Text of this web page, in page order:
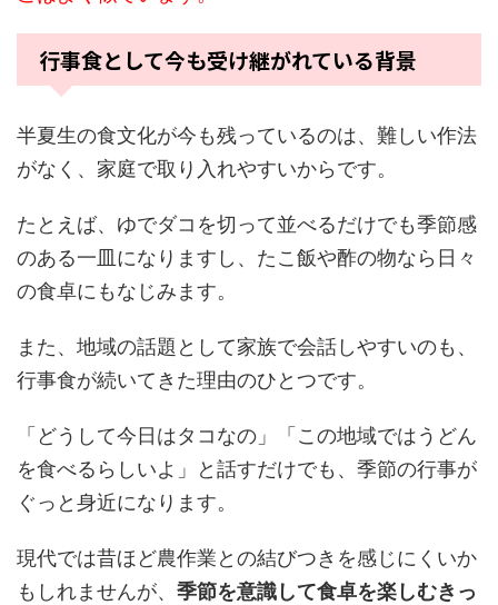
行事食として今も受け継がれている背景
半夏生の食文化が今も残っているのは、難しい作法
がなく、家庭で取り入れやすいからです。
たとえば、ゆでダコを切って並べるだけでも季節感
のある一皿になりますし、たこ飯や酢の物なら日々
の食卓にもなじみます。
また、地域の話題として家族で会話しやすいのも、
行事食が続いてきた理由のひとつです。
「どうして今日はタコなの」「この地域ではうどん
を食べるらしいよ」と話すだけでも、季節の行事が
ぐっと身近になります。
現代では昔ほど農作業との結びつきを感じにくいか
もしれませんが、 季節を意識して食卓を楽しむきっ